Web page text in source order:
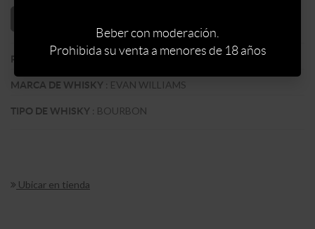
PAIS EEUU
MARCA DE WHISKY : EVAN WILLIAMS
TIPO DE WHISKY : BOURBON
Ubicar en tienda
Beber con moderación.
Prohibida su venta a menores de 18 años